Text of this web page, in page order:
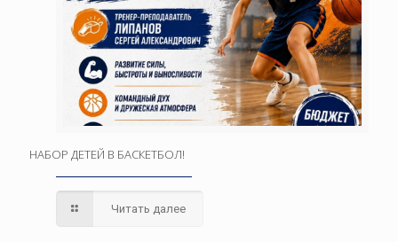
НАБОР ДЕТЕЙ В БАСКЕТБОЛ!
Читать далее